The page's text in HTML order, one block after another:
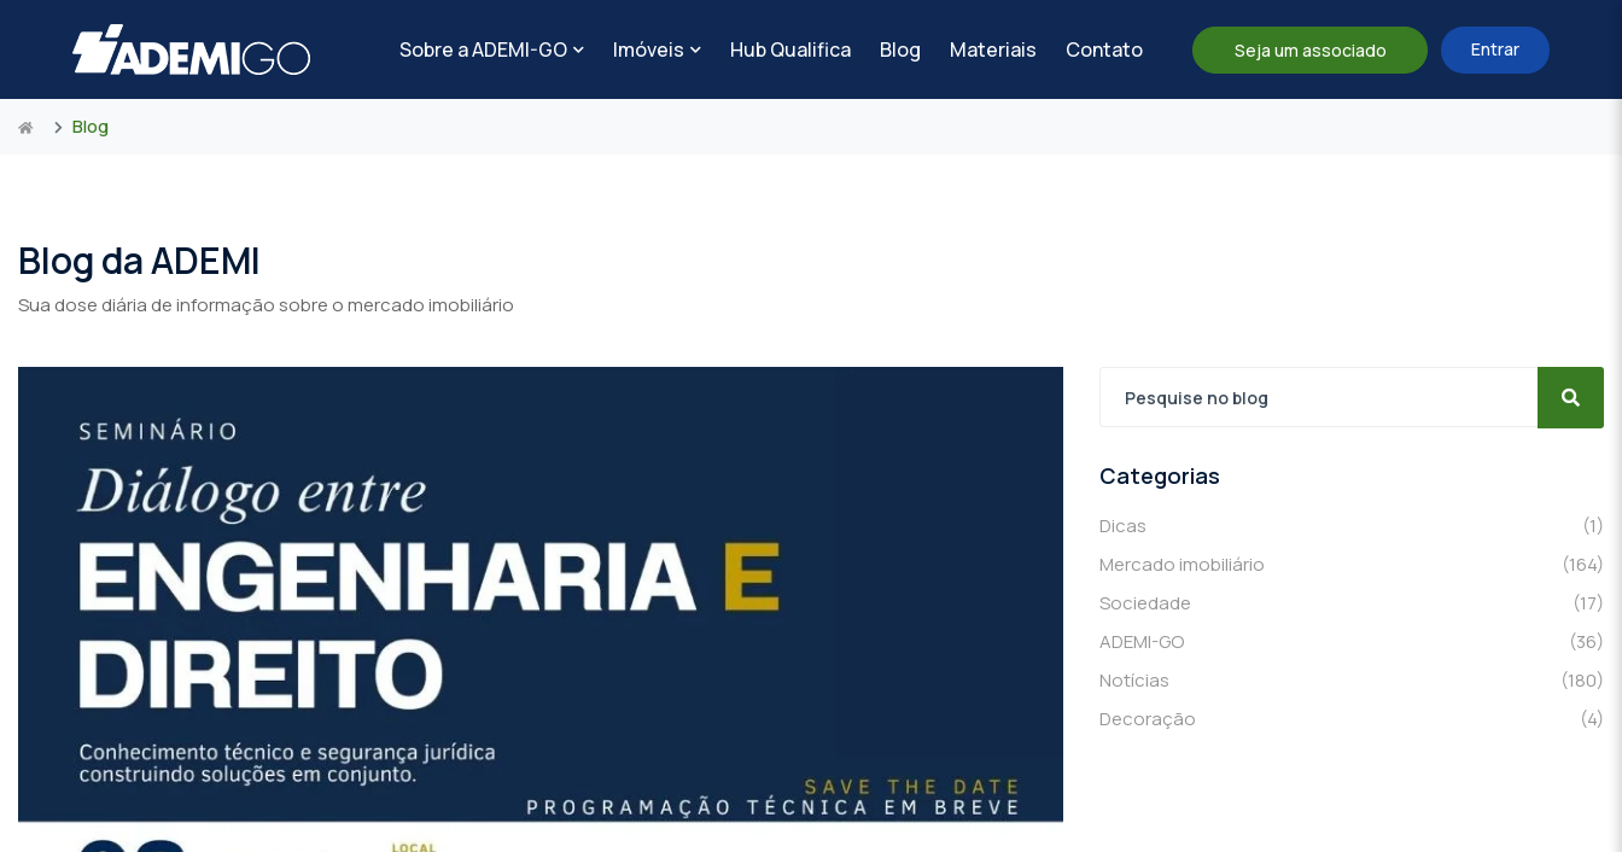
Sobre a ADEMI-GO Imóveis Hub Qualifica Blog Materiais Contato Seja um associado Entrar
Blog
Blog da ADEMI
Sua dose diária de informação sobre o mercado imobiliário
Categorias
Dicas
(1)
Mercado imobiliário
(164)
Sociedade
(17)
ADEMI-GO
(36)
Notícias
(180)
Decoração
(4)